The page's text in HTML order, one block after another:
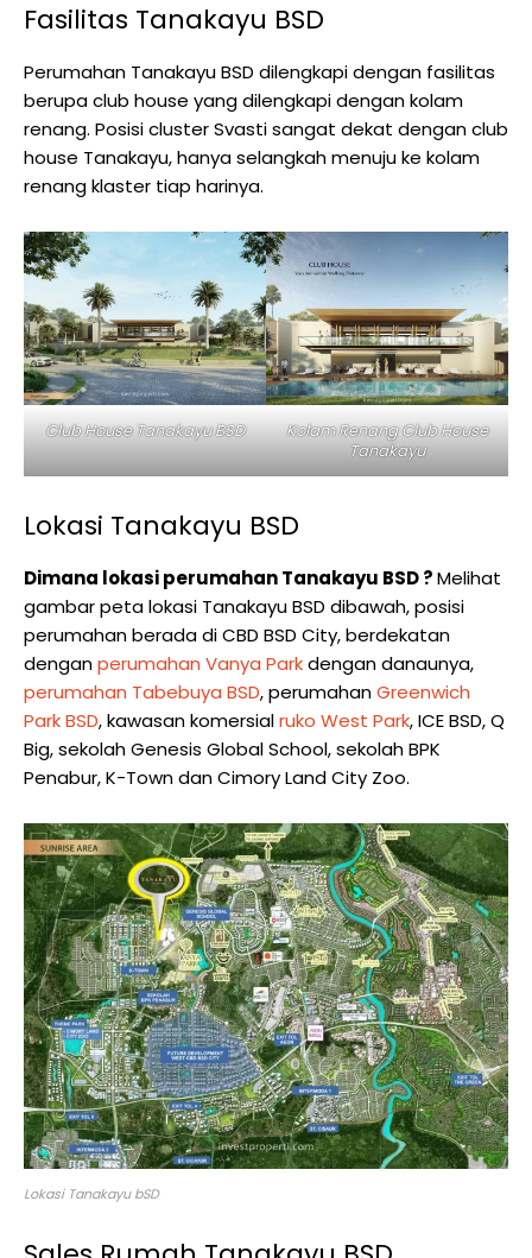
Fasilitas Tanakayu BSD
Perumahan Tanakayu BSD dilengkapi dengan fasilitas
berupa club house yang dilengkapi dengan kolam
renang. Posisi cluster Svasti sangat dekat dengan club
house Tanakayu, hanya selangkah menuju ke kolam
renang klaster tiap harinya.
Club House Tanakayu BSD
Kolam Renang Club House
Tanakayu
Lokasi Tanakayu BSD
Dimana lokasi perumahan Tanakayu BSD ?Melihat
gambar peta lokasi Tanakayu BSD dibawah, posisi
perumahan berada di CBD BSD City, berdekatan
denganperumahan Vanya Parkdengan danaunya,
perumahan Tabebuya BSD, perumahanGreenwich
Park BSD, kawasan komersialruko West Park, ICE BSD, Q
Big, sekolah Genesis Global School, sekolah BPK
Penabur, K-Town dan Cimory Land City Zoo.
Lokasi Tanakayu bSD